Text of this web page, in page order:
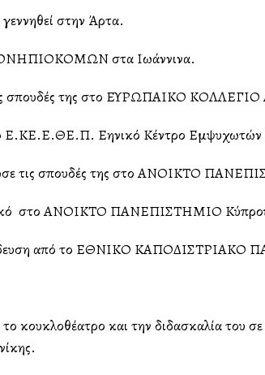
γεννηθεί στην Άρτα.
στα Ιωάννινα.
σπουδές της στο ΕΥΡΩΠΑΙΚΟ
Ε.ΚΕ.Ε.ΘΕ.Π. Ελληνικό Κέντρο
τις σπουδές της στο ΑΝΟΙΚΤΟ
στο ΑΝΟΙΚΤΟ ΠΑΝΕΠΙΣΤΗΜΙΟ
από το ΕΘΝΙΚΟ
κουκλοθέατρο και την διδασκαλία του